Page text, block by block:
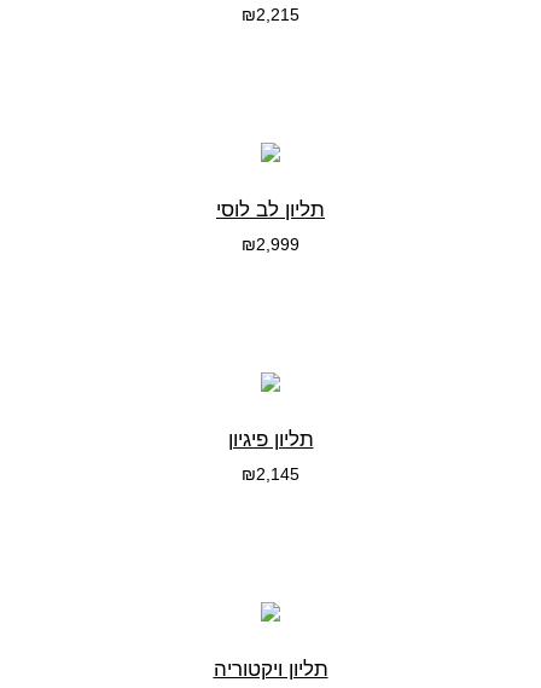
₪2,215
תליון לב לוסי
₪2,999
תליון פיגיון
₪2,145
תליון ויקטוריה